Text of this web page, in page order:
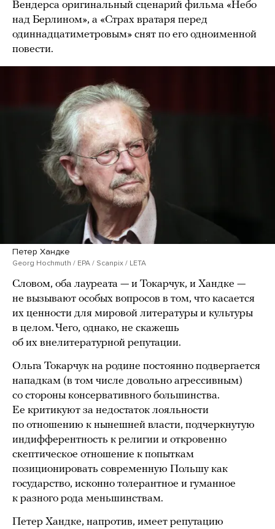
Вендерса оригинальный сценарий фильма «Небо
над Берлином», а «Страх вратаря перед
одиннадцатиметровым» снят по его одноименной
повести.
Петер Хандке
Georg Hochmuth / EPA / Scanpix / LETA
Словом, оба лауреата — и Токарчук, и Хандке —
не вызывают особых вопросов в том, что касается
их ценности для мировой литературы и культуры
в целом. Чего, однако, не скажешь
об их внелитературной репутации.
Ольга Токарчук на родине постоянно подвергается
нападкам (в том числе довольно агрессивным)
со стороны консервативного большинства.
Ее критикуют за недостаток лояльности
по отношению к нынешней власти, подчеркнутую
индифферентность к религии и откровенно
скептическое отношение к попыткам
позиционировать современную Польшу как
государство, исконно толерантное и гуманное
к разного рода меньшинствам.
Петер Хандке, напротив, имеет репутацию